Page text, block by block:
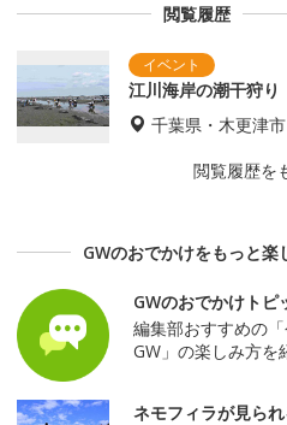
閲覧履歴
江川海岸の潮干狩り
千葉県・木更津市
閲覧履歴を
GWのおでかけをもっと楽
GWのおでかけトピ
編集部おすすめの
GW」の楽しみ方を
ネモフィラが見ら